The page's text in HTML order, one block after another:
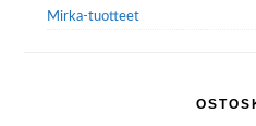
Mirka-tuotteet